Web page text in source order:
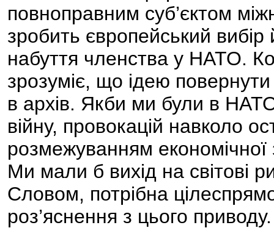
повноправним суб’єктом
зробить європейський
набуття членства у НАТО.
зрозуміє, що ідею
в архів. Якби ми були в
війну, провокацій навколо
розмежуванням економічної
Ми мали б вихід на світові
Словом, потрібна
роз’яснення з цього приводу.